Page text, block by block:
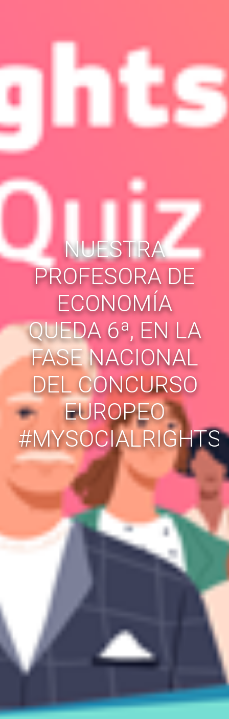
NUESTRA
PROFESORA DE
ECONOMÍA
QUEDA 6ª, EN LA
FASE NACIONAL
DEL CONCURSO
EUROPEO
#MYSOCIALRIGHTS